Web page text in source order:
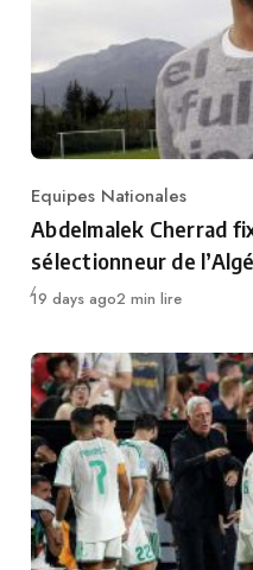
Category
Equipes Nationales
Abdelmalek Cherrad
sélectionneur de
Publié
19 days ago2 min lire